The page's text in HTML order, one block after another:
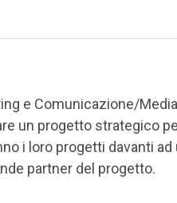
e Comunicazione/
un progetto strategico
i loro progetti davanti ad
partner del progetto.